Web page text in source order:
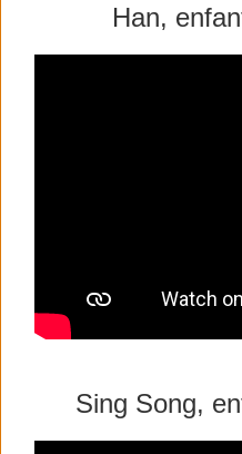
Han,
Sing Song,